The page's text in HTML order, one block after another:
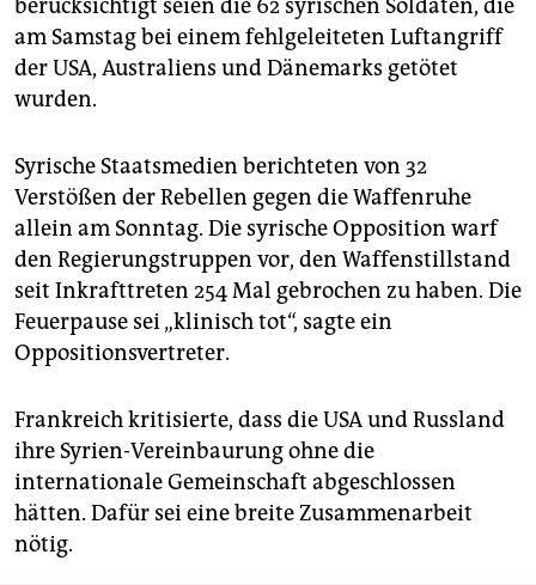
berücksichtigt seien die 62 syrischen Soldaten, die
am Samstag bei einem fehlgeleiteten Luftangriff
der USA, Australiens und Dänemarks getötet
wurden.
Syrische Staatsmedien berichteten von 32
Verstößen der Rebellen gegen die Waffenruhe
allein am Sonntag. Die syrische Opposition warf
den Regierungstruppen vor, den Waffenstillstand
seit Inkrafttreten 254 Mal gebrochen zu haben. Die
Feuerpause sei „klinisch tot“, sagte ein
Oppositionsvertreter.
Frankreich kritisierte, dass die USA und Russland
ihre Syrien-Vereinbaurung ohne die
internationale Gemeinschaft abgeschlossen
hätten. Dafür sei eine breite Zusammenarbeit
nötig.